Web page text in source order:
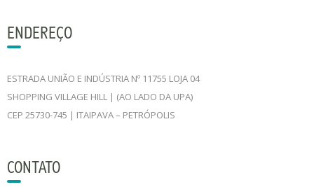
ENDEREÇO
ESTRADA UNIÃO E INDÚSTRIA Nº 11755 LOJA 04
SHOPPING VILLAGE HILL | (AO LADO DA UPA)
CEP 25730-745 | ITAIPAVA – PETRÓPOLIS
CONTATO